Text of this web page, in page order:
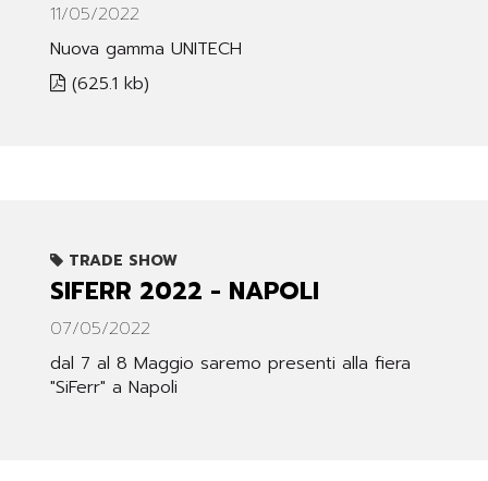
11/05/2022
Nuova gamma UNITECH
(625.1 kb)
TRADE SHOW
SIFERR 2022 - NAPOLI
07/05/2022
dal 7 al 8 Maggio saremo presenti alla fiera
"SiFerr" a Napoli